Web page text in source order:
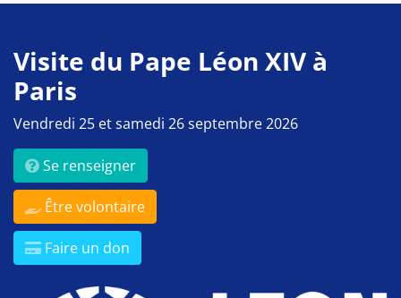
Visite du Pape Léon XIV à
Paris
Vendredi 25 et samedi 26 septembre 2026
Se renseigner
Être volontaire
Faire un don